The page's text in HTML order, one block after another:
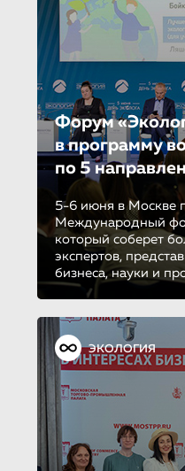
Форум
в программу
по 5
5-6 июня в Москве
Международный
который соберет
экспертов,
бизнеса, науки и
ЭКОЛОГИЯ